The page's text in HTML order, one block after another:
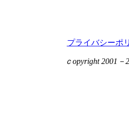
プライバシーポ
ｃopyright 2001－